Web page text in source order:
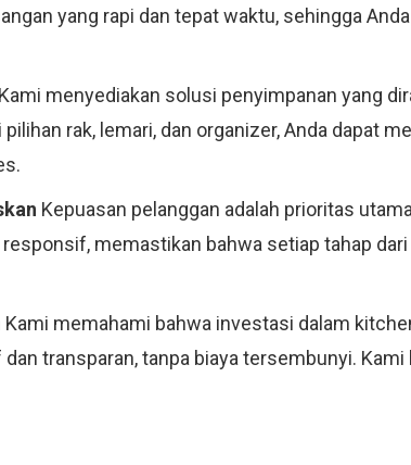
yang rapi dan tepat waktu, sehingga
Kami menyediakan solusi penyimpanan yang
rak, lemari, dan organizer, Anda dapat
Kepuasan pelanggan adalah prioritas
responsif, memastikan bahwa setiap tahap
Kami memahami bahwa investasi dalam
transparan, tanpa biaya tersembunyi.